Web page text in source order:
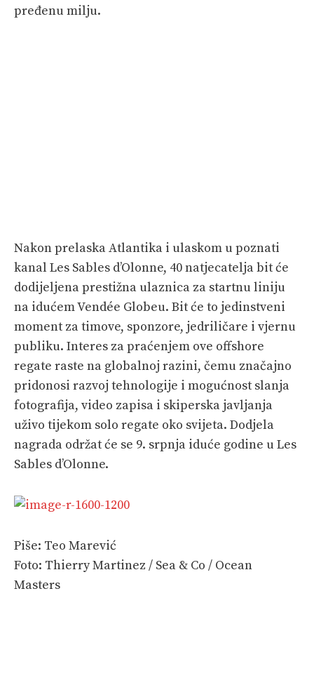
pređenu milju.
Nakon prelaska Atlantika i ulaskom u poznati
kanal Les Sables d’Olonne, 40 natjecatelja bit će
dodijeljena prestižna ulaznica za startnu liniju
na idućem Vendée Globeu. Bit će to jedinstveni
moment za timove, sponzore, jedriličare i vjernu
publiku. Interes za praćenjem ove offshore
regate raste na globalnoj razini, čemu značajno
pridonosi razvoj tehnologije i mogućnost slanja
fotografija, video zapisa i skiperska javljanja
uživo tijekom solo regate oko svijeta. Dodjela
nagrada održat će se 9. srpnja iduće godine u Les
Sables d’Olonne.
Piše: Teo Marević
Foto: Thierry Martinez / Sea & Co / Ocean
Masters